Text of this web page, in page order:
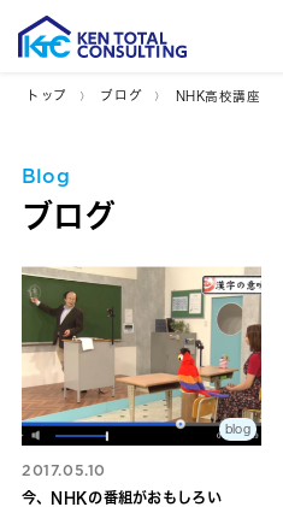
トップ ブログ NHK高校講座
Blog
ブログ
blog
2017.05.10
今、NHKの番組がおもしろい